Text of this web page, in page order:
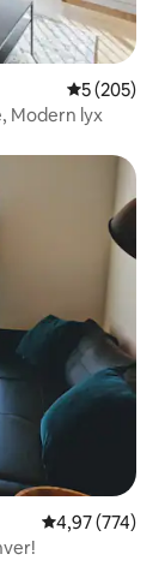
5 av 5 i
5 (205)
Modern lyx
4,97 av 5 i
4,97 (774)